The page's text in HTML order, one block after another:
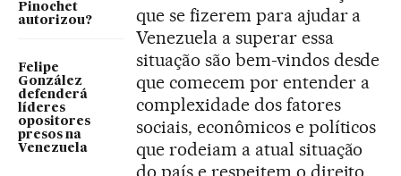
Pinochet
autorizou?
Felipe
González
defenderá
líderes
opositores
presos na
Venezuela
que se fizerem para ajudar a
Venezuela a superar essa
situação são bem-vindos desde
que comecem por entender a
complexidade dos fatores
sociais, econômicos e políticos
que rodeiam a atual situação
do país e respeitem o direito